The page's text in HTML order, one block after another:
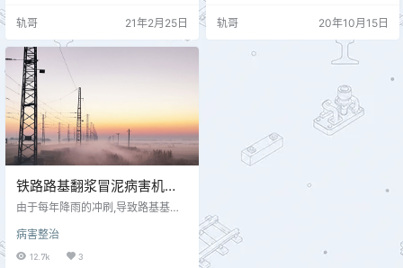
道床以上部分是安装构件，后期维
修保养及更换相对较为容易，但整
体道床浇筑成型后一旦发生质量问
题，整改起来将十分困难。 一、城
市轨道地下线整体道床质量问题现
状及类型 1、地下线整体道床病害问
题现状 目前国内城市轨道交通总运
营…
轨哥 21年2月25日
针对铁路线路基床翻浆冒泥病害，
采用定向导水的方法，对翻浆冒泥
地段的排水系统进行局部再造，通
过采用渗吸排水管与沉泥井相组合
的饱和水有组织地快速导出路基
面，有效预防基床翻浆的发生。 我
轨哥 20年10月15日
铁路路基翻浆冒泥病害机理
及整治[精选]
由于每年降雨的冲刷,导致路基基床
安全和运营的顽疾，每年需花费巨
资整治路基翻浆冒泥，严重影响了
病害整治
12.7k 3